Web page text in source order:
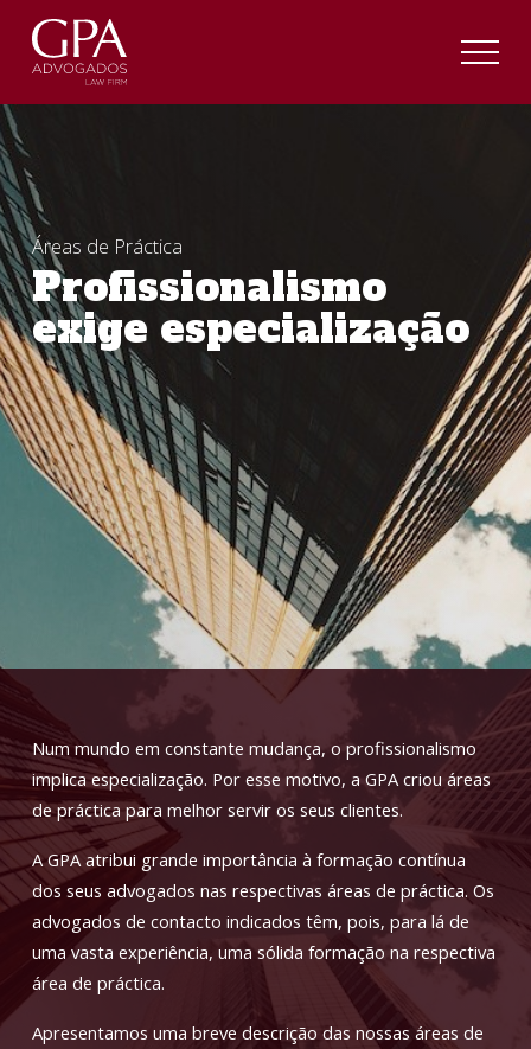
Áreas de Práctica
Profissionalismo
exige especialização
Num mundo em constante mudança, o profissionalismo
implica especialização. Por esse motivo, a GPA criou áreas
de práctica para melhor servir os seus clientes.
A GPA atribui grande importância à formação contínua
dos seus advogados nas respectivas áreas de práctica. Os
advogados de contacto indicados têm, pois, para lá de
uma vasta experiência, uma sólida formação na respectiva
área de práctica.
Apresentamos uma breve descrição das nossas áreas de